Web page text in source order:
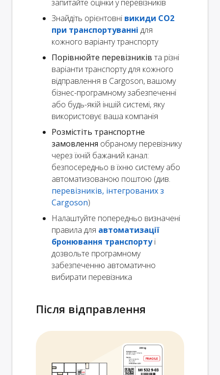
запитайте оцінки у перевізників
Знайдіть орієнтовні викиди CO2
при транспортуванні для
кожного варіанту транспорту
Порівнюйте перевізників та різні
варіанти транспорту для кожного
відправлення в Cargoson, вашому
бізнес-програмному забезпеченні
або будь-якій іншій системі, яку
використовує ваша компанія
Розмістіть транспортне
замовлення обраному перевізнику
через їхній бажаний канал:
безпосередньо в їхню систему або
автоматизованою поштою (див.
перевізників, інтегрованих з
Cargoson)
Налаштуйте попередньо визначені
правила для автоматизації
бронювання транспортуі
дозвольте програмному
забезпеченню автоматично
вибирати перевізника
Після відправлення